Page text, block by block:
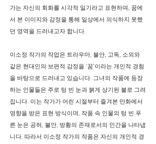
가는 자신의 회화를 시각적 일기라고 표현하며, 꿈에
서 본 이미지와 감정을 통해 일상에서 의식하지 못했
던 영역을 드러내고자 합니다.
이소정 작가의 작업은 트라우마, 불안, 고독, 소외와
같은 현대인의 보편적 감정을 ‘꿈’이라는 개인적 경험
을 바탕으로 드러내고 있습니다. 그녀의 작품에 등장
하는 인물들은 주로 텅 빈 눈과 붉게 상기된 볼로 그려
집니다. 이는 작가가 어린 시절부터 즐겨본 만화에서
영향을 받은 표현 방식이며, 작품 속 인물의 텅 빈 푸
른 눈은 공허, 불안, 방황의 존재로서의 인간을 나타냅
니다. 따라서 이소정 작가의 작품은 자신의 개인적 경